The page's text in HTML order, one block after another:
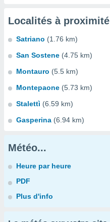
Localités à proximité
Satriano (1.76 km)
San Sostene (4.75 km)
Montauro (5.5 km)
Montepaone (5.73 km)
Stalettì (6.59 km)
Gasperina (6.94 km)
Météo...
Heure par heure
PDF
Plus d'info